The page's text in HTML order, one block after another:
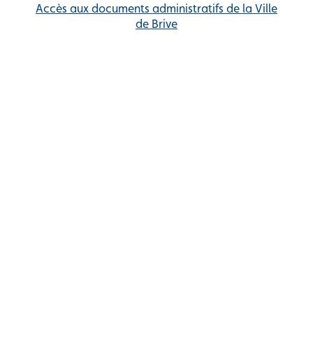
Accès aux documents administratifs de la Ville
de Brive